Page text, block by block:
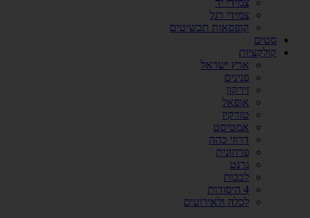
צמידי יד
צמידי רגל
קופסאות תכשיטים
סטים
קולקציות
ארץ ישראל
פנינים
זירקון
אופאל
טורקיז
אמטיסט
דרוזי כהה
פרחונית
גרנט
לבבות
4 היסודות
לכלה ולאירועים